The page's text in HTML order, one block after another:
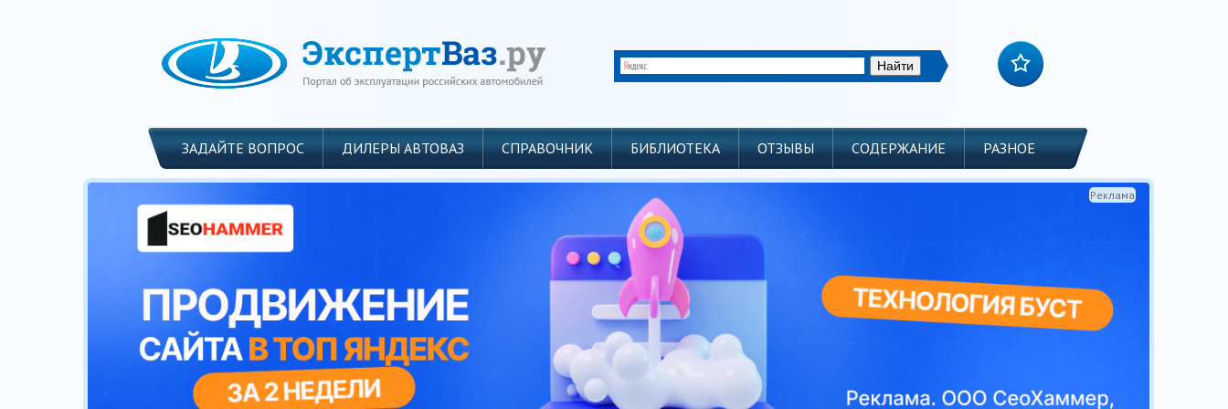
ЗАДАЙТЕ ВОПРОС ДИЛЕРЫ АВТОВАЗ СПРАВОЧНИК БИБЛИОТЕКА ОТЗЫВЫ СОДЕРЖАНИЕ РАЗНОЕ
Реклама